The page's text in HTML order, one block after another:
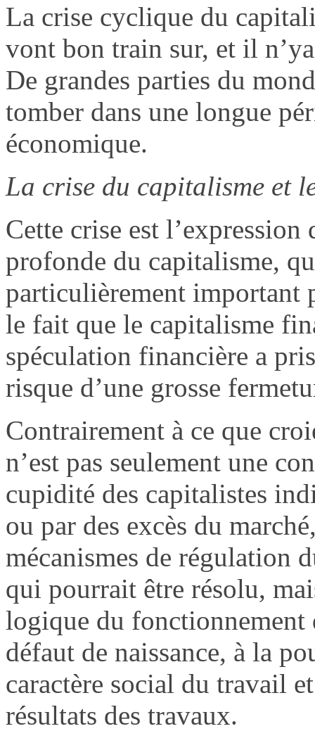
La crise cyclique du
vont bon train sur, et il
De grandes parties du
tomber dans une longue
économique.
La crise du capitalisme et
Cette crise est
profonde du capitalisme,
particulièrement important
le fait que le capitalisme
spéculation financière a
risque d’une grosse
Contrairement à ce que
n’est pas seulement une
cupidité des capitalistes
ou par des excès du
mécanismes de régulation
qui pourrait être résolu,
logique du fonctionnement
défaut de naissance, à la
caractère social du travail
résultats des travaux.